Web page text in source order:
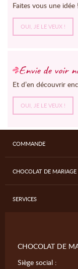
Faites vous une
OUI, JE LE VEUX !
Envie de voir
Et d’en découvrir
OUI, JE LE VEUX !
COMMANDE
CHOCOLAT DE MARIAGE
SERVICES
CHOCOLAT DE
Siège social :